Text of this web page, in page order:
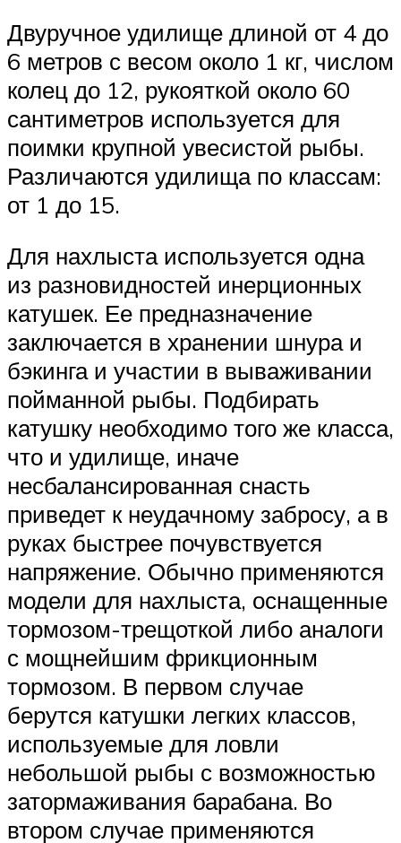
Двуручное удилище длиной от 4 до
6 метров с весом около 1 кг, числом
колец до 12, рукояткой около 60
сантиметров используется для
поимки крупной увесистой рыбы.
Различаются удилища по классам:
от 1 до 15.
Для нахлыста используется одна
из разновидностей инерционных
катушек. Ее предназначение
заключается в хранении шнура и
бэкинга и участии в вываживании
пойманной рыбы. Подбирать
катушку необходимо того же класса,
что и удилище, иначе
несбалансированная снасть
приведет к неудачному забросу, а в
руках быстрее почувствуется
напряжение. Обычно применяются
модели для нахлыста, оснащенные
тормозом-трещоткой либо аналоги
с мощнейшим фрикционным
тормозом. В первом случае
берутся катушки легких классов,
используемые для ловли
небольшой рыбы с возможностью
затормаживания барабана. Во
втором случае применяются